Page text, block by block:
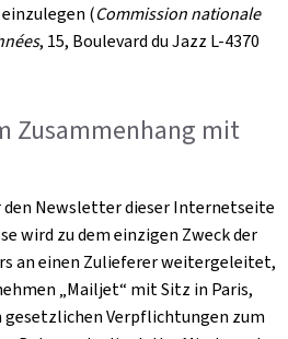
(Commission nationale
, 15, Boulevard du Jazz L-4370
Zusammenhang mit
Newsletterdieser Internetseite
wird zu dem einzigen Zweck der
an einen Zulieferer weitergeleitet,
„Mailjet“ mit Sitz in Paris,
gesetzlichen Verpflichtungen zum